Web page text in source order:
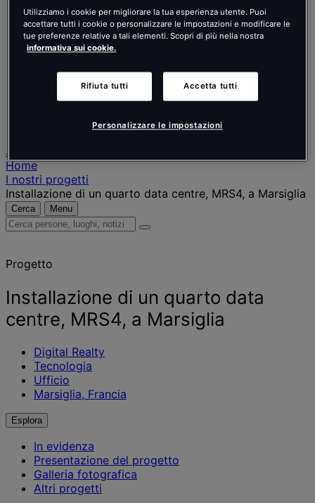
English
Français
Deutsch
Nederlands
Español
Português
Home
I nostri progetti
Installazione di un quarto data centre, MRS4, a Marsiglia
Cerca Menu
Cerca
notizie
approfondimenti
Progetto
Installazione di un quarto data
centre, MRS4, a Marsiglia
Digital Realty
Tecnologia
Ufficio
Marsiglia, Francia
Esplora
In evidenza
Presentazione del progetto
Galleria fotografica
Altri progetti
Utilizziamo i cookie per migliorare la tua esperienza utente. Puoi
accettare tutti i cookie o personalizzare le impostazioni e modificare le
tue preferenze relative a tali elementi. Scopri di più nella nostra
informativa sui cookie.
Rifiuta tutti Accetta tutti
Personalizzare le impostazioni